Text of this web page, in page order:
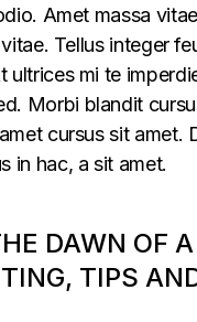
Amet massa
Tellus integer
mi te
Morbi blandit
cursus sit amet.
in hac, a sit amet.
DAWN OF
TIPS